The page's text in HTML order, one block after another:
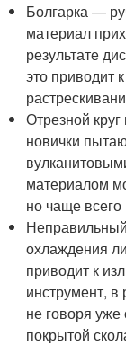
Болгарка —
материал
результате
это приводит
Отрезной
новички
материалом
но чаще всего
охлаждения
приводит к
инструмент, в
не говоря уже
покрытой